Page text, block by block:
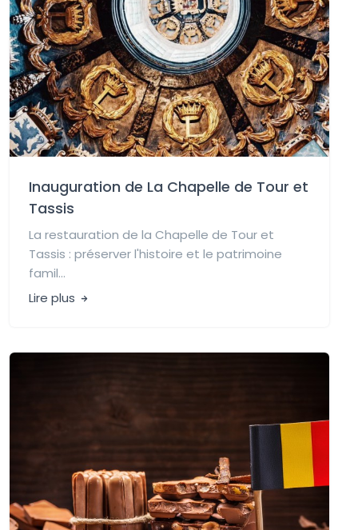
Inauguration de La Chapelle de Tour et
Tassis
La restauration de la Chapelle de Tour et
Tassis : préserver l'histoire et le patrimoine
famil...
Lire plus